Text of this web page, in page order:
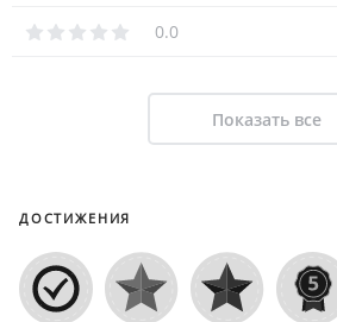
0.0
Показать все
ДОСТИЖЕНИЯ